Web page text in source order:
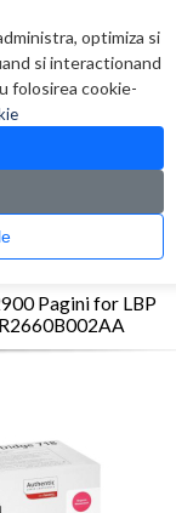
optimiza si
si interactionand
folosirea cookie-
0 produs(e)
Canon CRG-718M
Pagini for LBP